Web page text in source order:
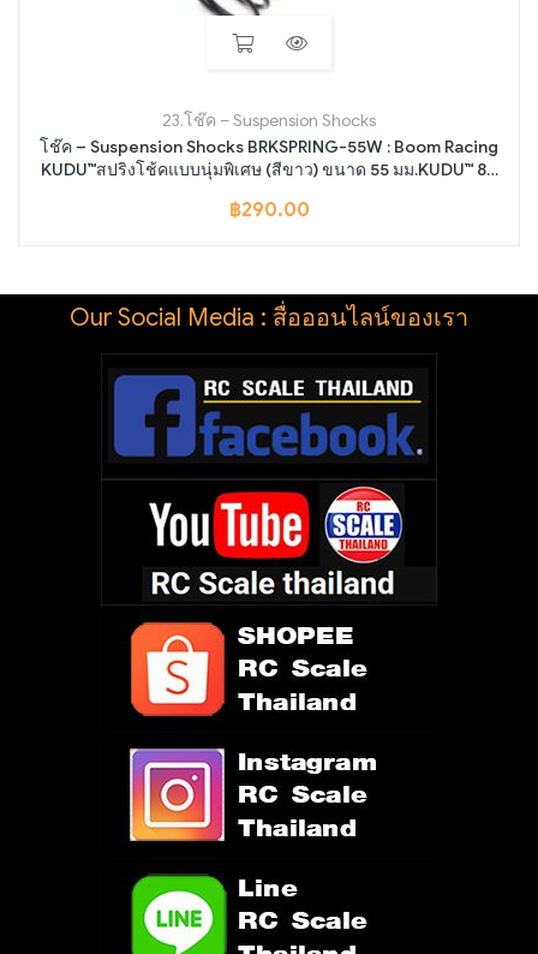
23.โช๊ค – Suspension Shocks
โช๊ค – Suspension Shocks BRKSPRING-55W : Boom Racing
KUDU™สปริงโช้คแบบนุ่มพิเศษ (สีขาว) ขนาด 55 มม.KUDU™ 80
฿290.00
Our Social Media : สื่อออนไลน์ของเรา